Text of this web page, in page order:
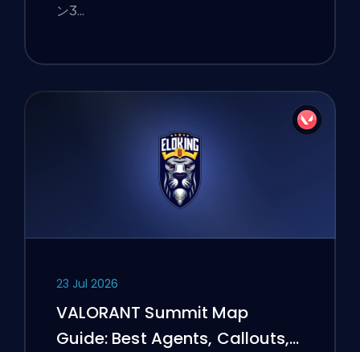
ンӠ…
23 Jul 2026
VALORANT Summit Map
Guide: Best Agents, Callouts,